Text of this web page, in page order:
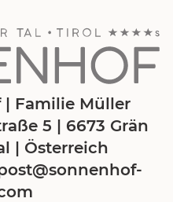
| Familie Müller
5 | 6673 Grän
| Österreich
sonnenhof-